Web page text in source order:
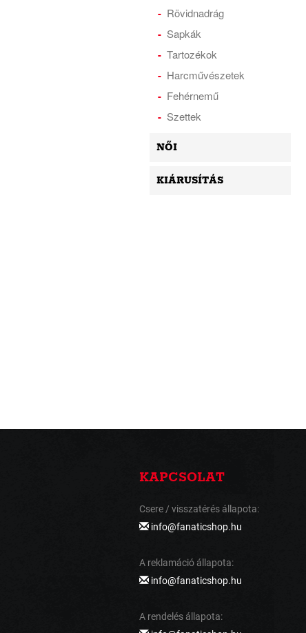
Rövidnadrág
Sapkák
Tartozékok
Harcművészetek
Fehérnemű
Szettek
NŐI
KIÁRUSÍTÁS
KAPCSOLAT
Csere / visszatérés állapota:
info@fanaticshop.hu
A reklamáció állapota:
info@fanaticshop.hu
A rendelés állapota: